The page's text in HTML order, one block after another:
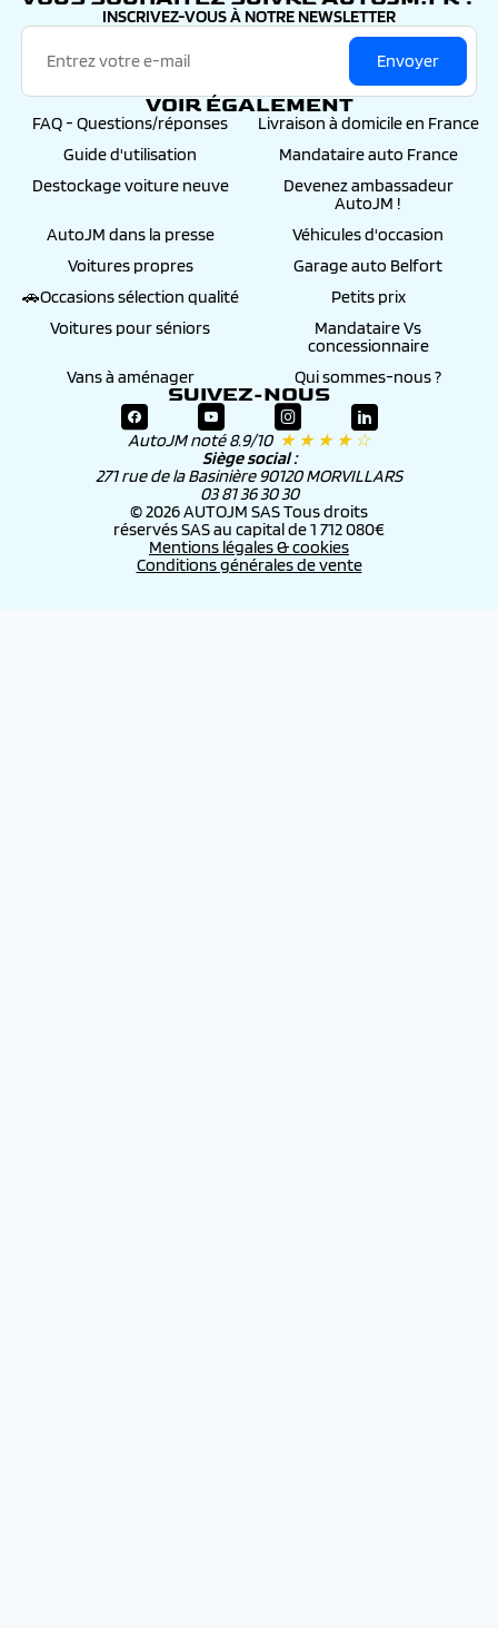
INSCRIVEZ-VOUS À NOTRE NEWSLETTER
Envoyer
VOIR ÉGALEMENT
FAQ - Questions/réponses
Livraison à domicile en France
Guide d'utilisation
Mandataire auto France
Destockage voiture neuve
Devenez ambassadeur
AutoJM !
AutoJM dans la presse
Véhicules d'occasion
Voitures propres
Garage auto Belfort
🚗Occasions sélection qualité
Petits prix
Voitures pour séniors
Mandataire Vs
concessionnaire
Vans à aménager
Qui sommes-nous ?
SUIVEZ-NOUS
AutoJM noté 8.9/10 ★ ★ ★ ★ ☆
Siège social :
271 rue de la Basinière 90120 MORVILLARS
03 81 36 30 30
© 2026 AUTOJM SAS Tous droits
réservés SAS au capital de 1 712 080€
Mentions légales & cookies
Conditions générales de vente